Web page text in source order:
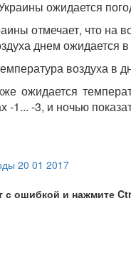
ожидается
отмечает, что на
днем ожидается
воздуха в
ожидается
-1... -3, и ночью
20 01 2017
ошибкой и нажмите